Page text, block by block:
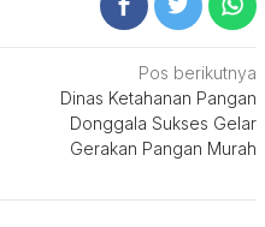
Pos berikutnya
Dinas Ketahanan Pangan
Donggala Sukses Gelar
Gerakan Pangan Murah